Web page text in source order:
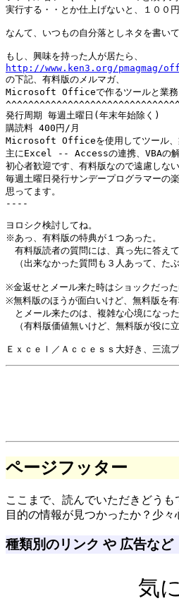
実行する・・とか仕上げないと、１００
なんて、いつもの自分落としネタを書いて
http://www.ken3.org/pmagmag/
の下記、有料版のメルマガ、
Microsoft Officeで作るツールと業務
発行周期 毎週土曜日(年末年始除く)
購読料 400円/月
Microsoft Officeを使用してツール、
主にExcel -- Accessの連携、VBAの
初心者歓迎です、有料版なので遠慮しな
毎週土曜日発行サンデープログラマーの
思ってます。
----
ヨロシク検討してね。
※あっ、有料版の特典が１つあった。
有料版読者の質問には、真っ先に答えて
（出来なかった質問も３人あって、た
※金返せとメール来た時はショックだった
※無料版のほうが面白いけど、無料版を
とメール来たのは、複雑な心境になった
（有料版価値無いけど、無料版が役に
ページフッター
ここまで、読んでいただきどう
目的の情報が見つかったか？少々
種類別のリンク や 広告など
気